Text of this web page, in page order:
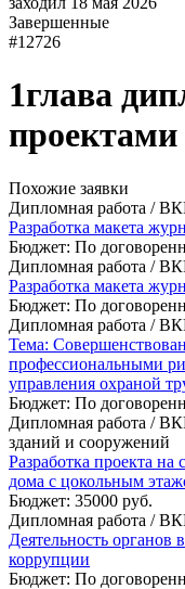
Завершенные
#12726
1глава
проектами
Похожие заявки
Дипломная работа /
Разработка макета
Бюджет: По
Дипломная работа /
Разработка макета
Бюджет: По
Дипломная работа /
Тема:
профессиональными
управления охраной
Бюджет: По
Дипломная работа /
зданий и сооружений
Разработка проекта на
дома с цокольным
Бюджет: 35000 руб.
Дипломная работа /
Деятельность
коррупции
Бюджет: По